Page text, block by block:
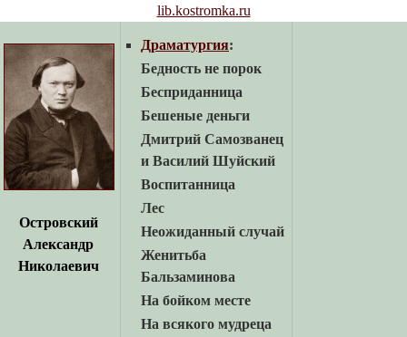
lib.kostromka.ru
Островский
Александр
Николаевич
Драматургия:
Бедность не порок
Бесприданница
Бешеные деньги
Дмитрий Самозванец
и Василий Шуйский
Воспитанница
Лес
Неожиданный случай
Женитьба
Бальзаминова
На бойком месте
На всякого мудреца